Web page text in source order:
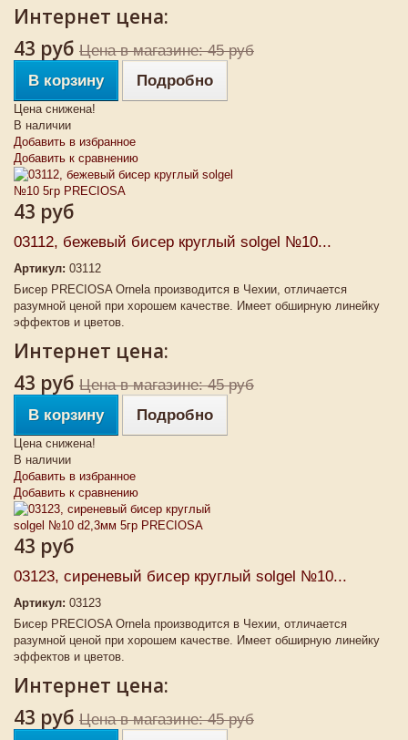
Интернет цена:
43 руб Цена в магазине: 45 руб
В корзину
Подробно
Цена снижена!
В наличии
Добавить в избранное
Добавить к сравнению
43 руб
03112, бежевый бисер круглый solgel №10...
Артикул: 03112
Бисер PRECIOSA Ornela производится в Чехии, отличается
разумной ценой при хорошем качестве. Имеет обширную линейку
эффектов и цветов.
Интернет цена:
43 руб Цена в магазине: 45 руб
В корзину
Подробно
Цена снижена!
В наличии
Добавить в избранное
Добавить к сравнению
43 руб
03123, сиреневый бисер круглый solgel №10...
Артикул: 03123
Бисер PRECIOSA Ornela производится в Чехии, отличается
разумной ценой при хорошем качестве. Имеет обширную линейку
эффектов и цветов.
Интернет цена:
43 руб Цена в магазине: 45 руб